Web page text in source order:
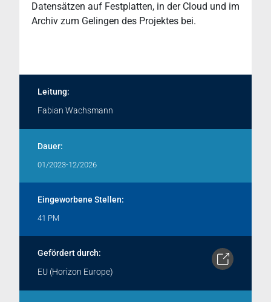
Datensätzen auf Festplatten, in der Cloud und im
Archiv zum Gelingen des Projektes bei.
Leitung:
Fabian Wachsmann
Dauer:
01/2023-12/2026
Eingeworbene Stellen:
41 PM
Gefördert durch:
EU (Horizon Europe)